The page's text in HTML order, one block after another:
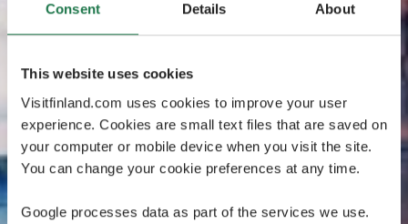
Consent Details About
This website uses cookies
Visitfinland.com uses cookies to improve your user
experience. Cookies are small text files that are saved on
your computer or mobile device when you visit the site.
You can change your cookie preferences at any time.
Google processes data as part of the services we use.